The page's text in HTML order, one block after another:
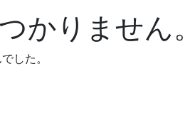
かりません。
した。